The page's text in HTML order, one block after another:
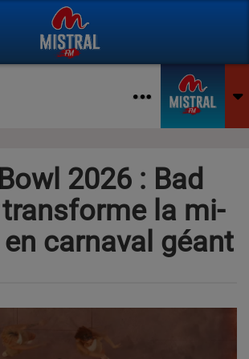
2026 : Bad
transforme la mi-
carnaval géant